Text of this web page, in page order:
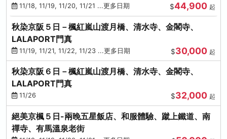
11/18, 11/19, 11/20, 11/21 ...更多日期 $44,900 起
秋染京阪５日－楓紅嵐山渡月橋、清水寺、金閣寺、
LALAPORT門真
11/19, 11/21, 11/22, 11/23 ...更多日期 $30,000 起
秋染京阪６日－楓紅嵐山渡月橋、清水寺、金閣寺、
LALAPORT門真
11/26 $32,000 起
絕美京楓５日-兩晚五星飯店、和服體驗、蹴上鐵道、南
禪寺、有馬溫泉老街